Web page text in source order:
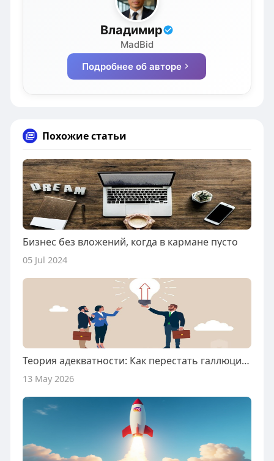
Владимир
MadBid
Подробнее об авторе
Похожие статьи
Бизнес без вложений, когда в кармане пусто
05 Jul 2024
Теория адекватности: Как перестать галлюцинировать и начать результатировать
13 May 2026